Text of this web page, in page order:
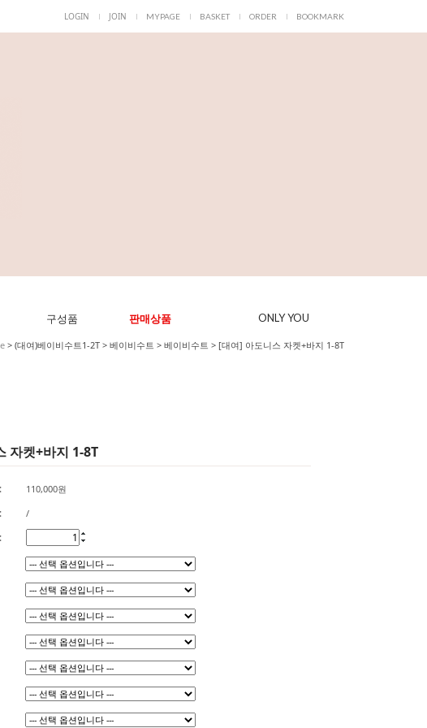
LOGIN JOIN MYPAGE BASKET ORDER BOOKMARK
구성품 판매상품 ONLY YOU
> (대여)베이비수트1-2T > 베이비수트 > 베이비수트 > [대여] 아도니스 자켓+바지 1-8T
자켓+바지 1-8T
: 110,000원
:
/
: